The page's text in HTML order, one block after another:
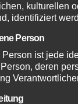
kulturellen
identifiziert
Person
Person ist jede
deren